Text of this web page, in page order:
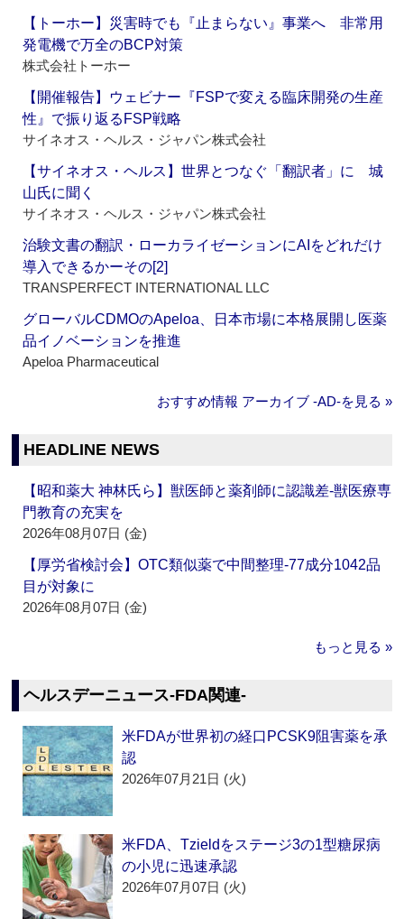
【トーホー】災害時でも『止まらない』事業へ 非常用
発電機で万全のBCP対策
株式会社トーホー
【開催報告】ウェビナー『FSPで変える臨床開発の生産
性』で振り返るFSP戦略
サイネオス・ヘルス・ジャパン株式会社
【サイネオス・ヘルス】世界とつなぐ「翻訳者」に 城
山氏に聞く
サイネオス・ヘルス・ジャパン株式会社
治験文書の翻訳・ローカライゼーションにAIをどれだけ
導入できるかーその[2]
TRANSPERFECT INTERNATIONAL LLC
グローバルCDMOのApeloa、日本市場に本格展開し医薬
品イノベーションを推進
Apeloa Pharmaceutical
おすすめ情報 アーカイブ ‐AD‐を見る »
HEADLINE NEWS
【昭和薬大 神林氏ら】獣医師と薬剤師に認識差‐獣医療専
門教育の充実を
2026年08月07日 (金)
【厚労省検討会】OTC類似薬で中間整理‐77成分1042品
目が対象に
2026年08月07日 (金)
もっと見る »
ヘルスデーニュース‐FDA関連‐
米FDAが世界初の経口PCSK9阻害薬を承
認
2026年07月21日 (火)
米FDA、Tzieldをステージ3の1型糖尿病
の小児に迅速承認
2026年07月07日 (火)